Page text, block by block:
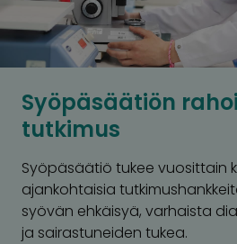
Syöpäsäätiön
tutkimus
Syöpäsäätiö tukee vuosittain
ajankohtaisia
syövän ehkäisyä, varhaista
ja sairastuneiden tukea.